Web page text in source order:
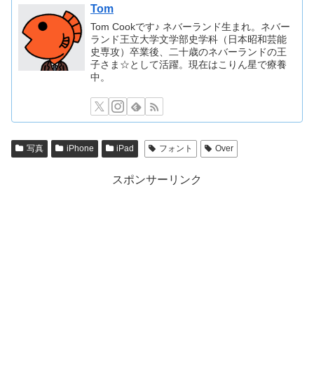
Tom
Tom Cookです♪ ネバーランド生まれ。ネバー
ランド王立大学文学部史学科（日本昭和芸能
史専攻）卒業後、二十歳のネバーランドの王
子さま☆として活躍。現在はこりん星で療養
中。
写真 iPhone iPad フォント Over
スポンサーリンク